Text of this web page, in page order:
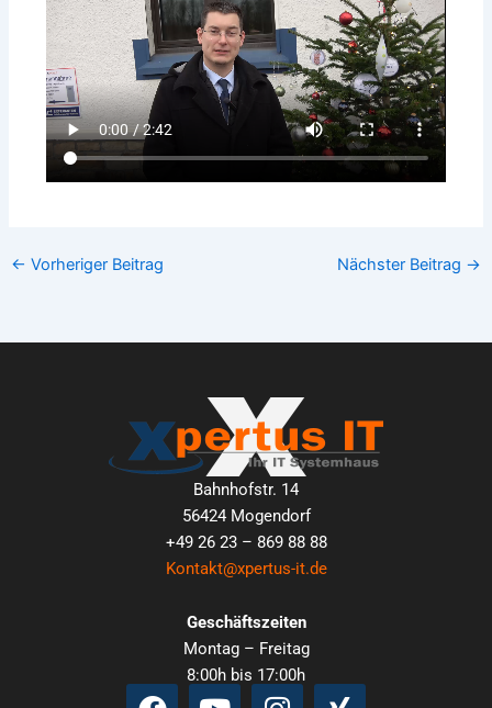
← Vorheriger Beitrag Nächster Beitrag →
Bahnhofstr. 14
56424 Mogendorf
+49 26 23 – 869 88 88
Kontakt@xpertus-it.de
Geschäftszeiten
Montag – Freitag
8:00h bis 17:00h